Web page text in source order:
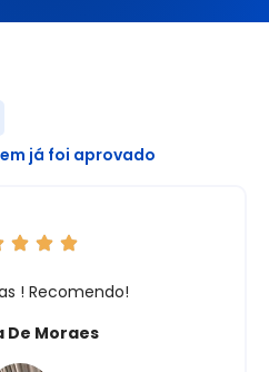
já foi aprovado
! Recomendo!
De Moraes